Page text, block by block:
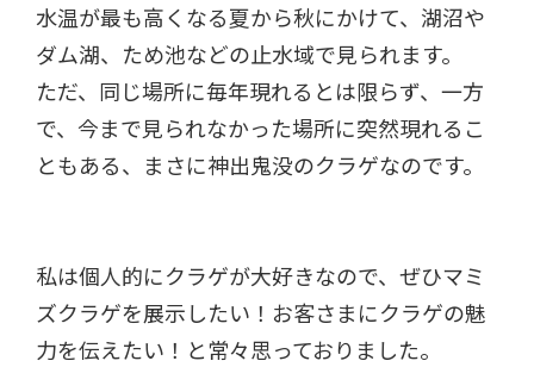
水温が最も高くなる夏から秋にかけて、湖沼や
ダム湖、ため池などの止水域で見られます。
ただ、同じ場所に毎年現れるとは限らず、一方
で、今まで見られなかった場所に突然現れるこ
ともある、まさに神出鬼没のクラゲなのです。
私は個人的にクラゲが大好きなので、ぜひマミ
ズクラゲを展示したい！お客さまにクラゲの魅
力を伝えたい！と常々思っておりました。